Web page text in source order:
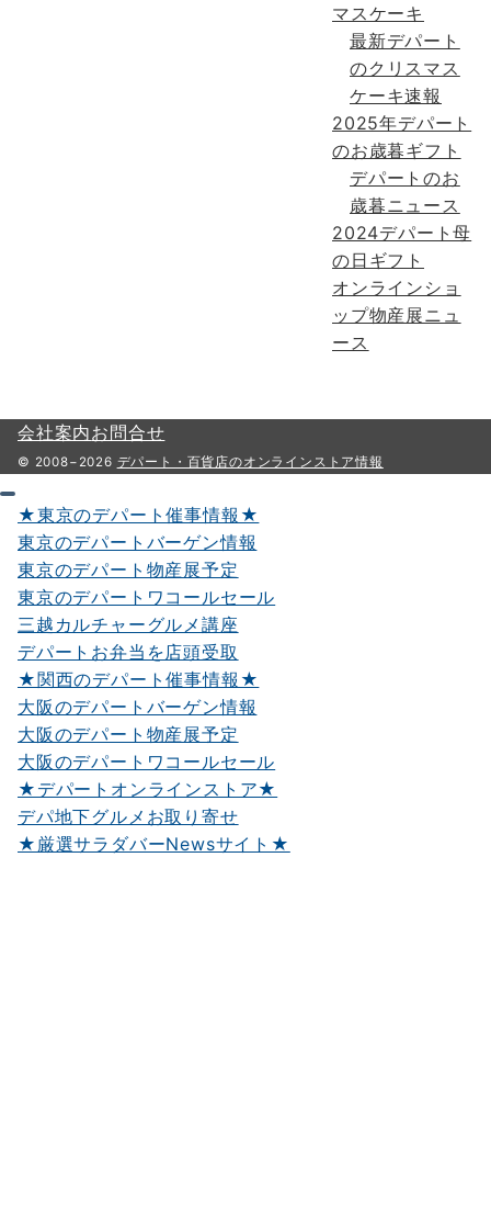
マスケーキ
最新デパート
のクリスマス
ケーキ速報
2025年デパート
のお歳暮ギフト
デパートのお
歳暮ニュース
2024デパート母
の日ギフト
オンラインショ
ップ物産展ニュ
ース
会社案内お問合せ
© 2008−2026 デパート・百貨店のオンラインストア情報
★東京のデパート催事情報★
東京のデパートバーゲン情報
東京のデパート物産展予定
東京のデパートワコールセール
三越カルチャーグルメ講座
デパートお弁当を店頭受取
★関西のデパート催事情報★
大阪のデパートバーゲン情報
大阪のデパート物産展予定
大阪のデパートワコールセール
★デパートオンラインストア★
デパ地下グルメお取り寄せ
★厳選サラダバーNewsサイト★